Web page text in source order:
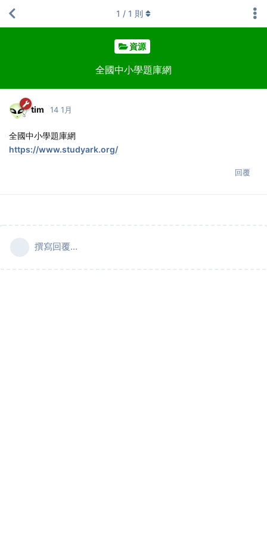
資源
全國中小學題庫網
1 / 1 則
tim 14 1月
全國中小學題庫網
https://www.studyark.org/
回覆
撰寫回覆...